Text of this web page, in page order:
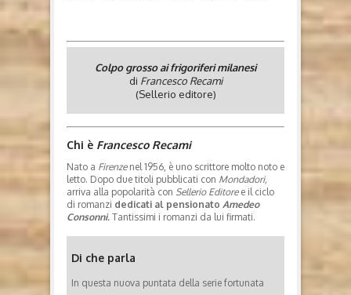
Colpo grosso ai frigoriferi milanesi
di Francesco Recami
(Sellerio editore)
Chi è Francesco Recami
Nato a Firenzenel 1956, è uno scrittore molto noto e
letto. Dopo due titoli pubblicati con Mondadori,
arriva alla popolarità con Sellerio Editoree il ciclo
di romanzi dedicati al pensionato Amedeo
Consonni. Tantissimi i romanzi da lui firmati.
Di che parla
In questa nuova puntata della serie fortunata